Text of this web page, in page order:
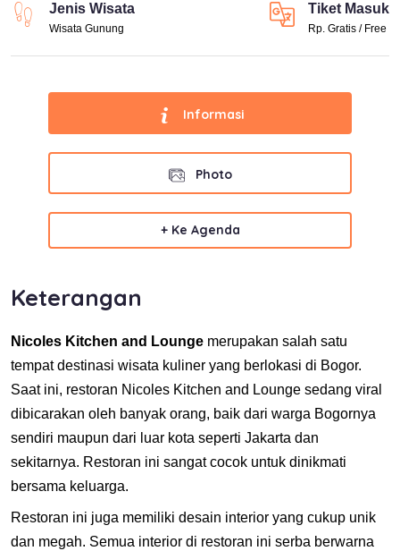
Jenis Wisata
Wisata Gunung
Tiket Masuk
Rp. Gratis / Free
Informasi
Photo
+ Ke Agenda
Keterangan
Nicoles Kitchen and Lounge merupakan salah satu
tempat destinasi wisata kuliner yang berlokasi di Bogor.
Saat ini, restoran Nicoles Kitchen and Lounge sedang viral
dibicarakan oleh banyak orang, baik dari warga Bogornya
sendiri maupun dari luar kota seperti Jakarta dan
sekitarnya. Restoran ini sangat cocok untuk dinikmati
bersama keluarga.
Restoran ini juga memiliki desain interior yang cukup unik
dan megah. Semua interior di restoran ini serba berwarna